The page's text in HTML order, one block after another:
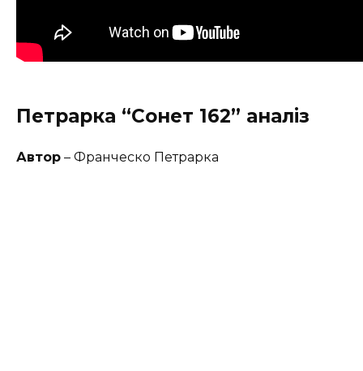
Петрарка “Сонет 162” аналіз
Автор – Франческо Петрарка